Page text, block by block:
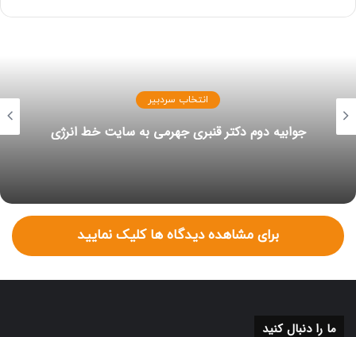
دو کشور مجموعه ای از معاملات تجاری جدید را اعلام کرده‌اند که
انتخاب سردبیر
جوابیه دوم دکتر قنبری جهرمی به سایت خط انرژی
برای مشاهده دیدگاه ها کلیک نمایید
ما را دنبال کنید